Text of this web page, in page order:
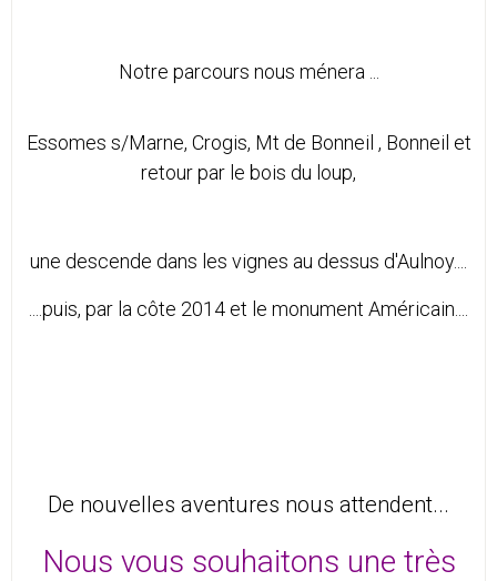
Notre parcours nous ménera ...
Essomes s/Marne, Crogis, Mt de Bonneil , Bonneil et
retour par le bois du loup,
une descende dans les vignes au dessus d'Aulnoy....
....puis, par la côte 2014 et le monument Américain....
De nouvelles aventures nous attendent...
Nous vous souhaitons une très